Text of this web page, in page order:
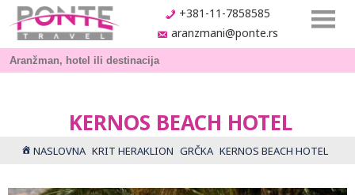
+381-11-7858585
aranzmani@ponte.rs
KERNOS BEACH HOTEL
NASLOVNA KRIT HERAKLION GRČKA KERNOS BEACH HOTEL